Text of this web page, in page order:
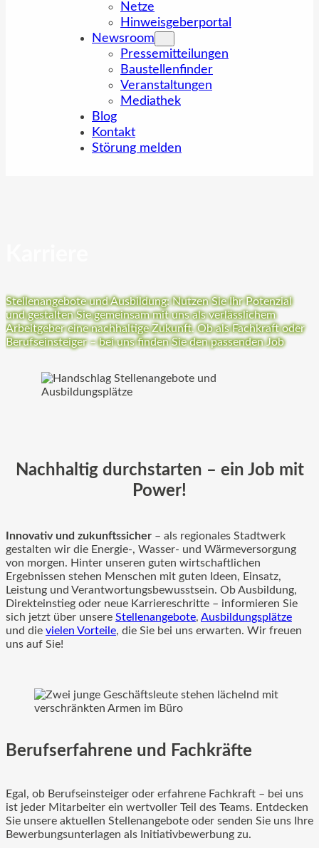
Netze
Hinweisgeberportal
Newsroom
Pressemitteilungen
Baustellenfinder
Veranstaltungen
Mediathek
Blog
Kontakt
Störung melden
Stellenangebote und Ausbildung: Nutzen Sie Ihr Potenzial
und gestalten Sie gemeinsam mit uns als verlässlichem
Arbeitgeber eine nachhaltige Zukunft. Ob als Fachkraft oder
Berufseinsteiger – bei uns finden Sie den passenden Job
Nachhaltig durchstarten – ein Job mit
Power!
Innovativ und zukunftssicher – als regionales Stadtwerk
gestalten wir die Energie-, Wasser- und Wärmeversorgung
von morgen. Hinter unseren guten wirtschaftlichen
Ergebnissen stehen Menschen mit guten Ideen, Einsatz,
Leistung und Verantwortungsbewusstsein. Ob Ausbildung,
Direkteinstieg oder neue Karriereschritte – informieren Sie
sich jetzt über unsere Stellenangebote, Ausbildungsplätze
und die vielen Vorteile, die Sie bei uns erwarten. Wir freuen
uns auf Sie!
Berufserfahrene und Fachkräfte
Egal, ob Berufseinsteiger oder erfahrene Fachkraft – bei uns
ist jeder Mitarbeiter ein wertvoller Teil des Teams. Entdecken
Sie unsere aktuellen Stellenangebote oder senden Sie uns Ihre
Bewerbungsunterlagen als Initiativbewerbung zu.